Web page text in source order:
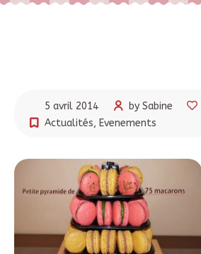
5 avril 2014 by Sabine
Actualités, Evenements